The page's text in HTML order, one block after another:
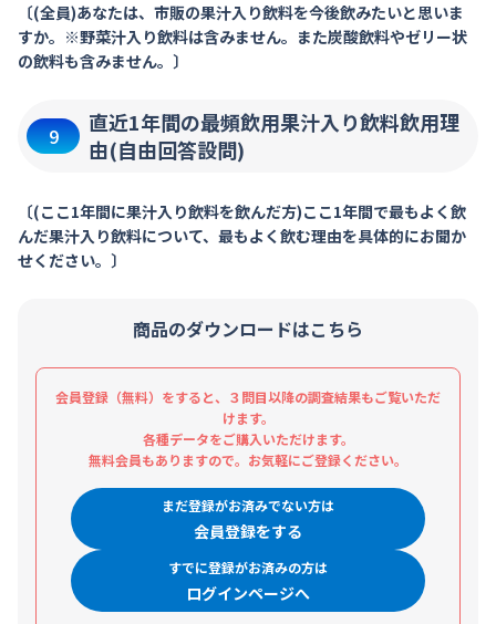
〔(全員)あなたは、市販の果汁入り飲料を今後飲みたいと思いま
すか。※野菜汁入り飲料は含みません。また炭酸飲料やゼリー状
の飲料も含みません。〕
9
直近1年間の最頻飲用果汁入り飲料飲用理
由(自由回答設問)
〔(ここ1年間に果汁入り飲料を飲んだ方)ここ1年間で最もよく飲
んだ果汁入り飲料について、最もよく飲む理由を具体的にお聞か
せください。〕
商品のダウンロードはこちら
会員登録（無料）をすると、３問目以降の調査結果もご覧いただ
けます。
各種データをご購入いただけます。
無料会員もありますので。お気軽にご登録ください。
まだ登録がお済みでない方は
会員登録をする
すでに登録がお済みの方は
ログインページへ